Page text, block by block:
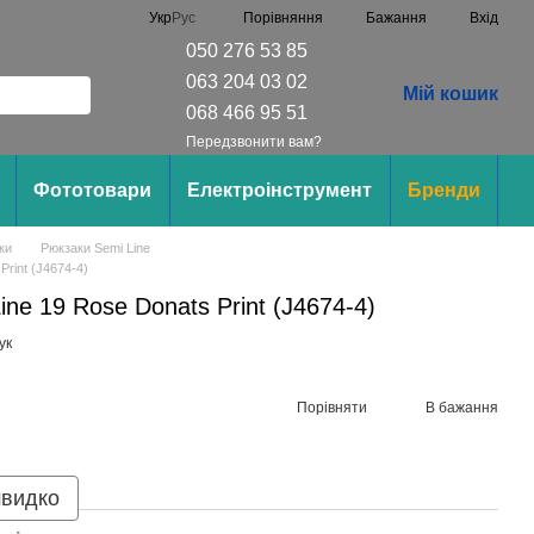
Укр Рус Порівняння Бажання Вхід
050 276 53 85
063 204 03 02
068 466 95 51
Передзвонити вам?
Мій кошик
Фототовари Електроінструмент Бренди
Рюкзаки Semi Line
(J4674-4)
19 Rose Donats Print (J4674-4)
Порівняти В бажання